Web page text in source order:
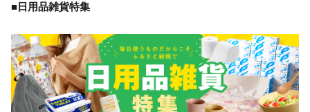
■日用品雑貨特集